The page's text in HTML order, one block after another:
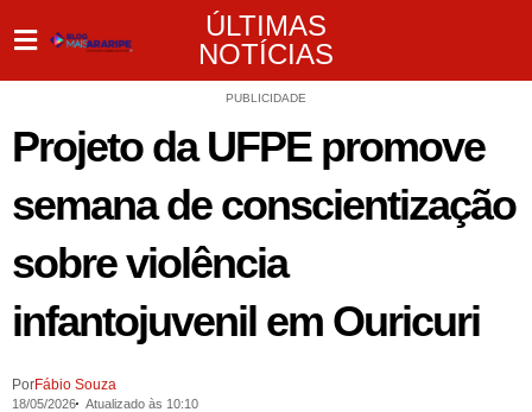
ÚLTIMAS
NOTÍCIAS
PUBLICIDADE
Projeto da UFPE promove
semana de conscientização
sobre violência
infantojuvenil em Ouricuri
PorFábio Souza
18/05/2026 Atualizado às 10:10